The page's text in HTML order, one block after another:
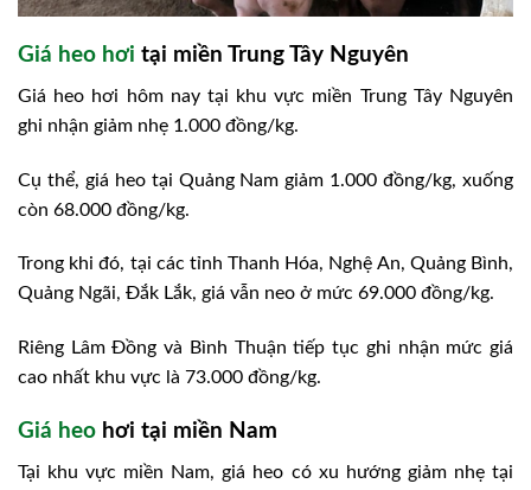
Giá heo hơi tại miền Trung Tây Nguyên
Giá heo hơi hôm nay tại khu vực miền Trung Tây Nguyên
ghi nhận giảm nhẹ 1.000 đồng/kg.
Cụ thể, giá heo tại Quảng Nam giảm 1.000 đồng/kg, xuống
còn 68.000 đồng/kg.
Trong khi đó, tại các tỉnh Thanh Hóa, Nghệ An, Quảng Bình,
Quảng Ngãi, Đắk Lắk, giá vẫn neo ở mức 69.000 đồng/kg.
Riêng Lâm Đồng và Bình Thuận tiếp tục ghi nhận mức giá
cao nhất khu vực là 73.000 đồng/kg.
Giá heo hơi tại miền Nam
Tại khu vực miền Nam, giá heo có xu hướng giảm nhẹ tại